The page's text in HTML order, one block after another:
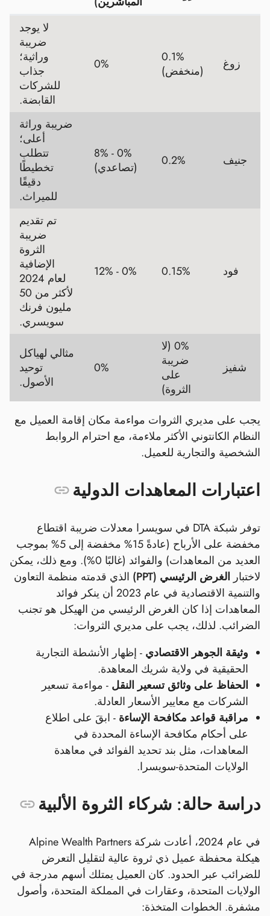
زوغ
0.1%
(منخفض)
0%
لا يوجد
ضريبة
وراثية؛
جذاب
للشركات
القابضة.
جنيف 0.2%
0% - 8%
(تصاعدي)
ضريبة وراثة
أعلى؛
تتطلب
تخطيطًا
دقيقًا
للميراث.
فود 0.15%
0% - 12%
تم تقديم
ضريبة
الثروة
الإضافية
لعام 2024
لأكثر من 50
مليون فرنك
سويسري.
شفيز
0% (لا
ضريبة
على
الثروة)
0%
مثالي لهياكل
توحيد
الأصول.
يجب على مديري الثروات مواءمة مكان إقامة العميل مع
النظام الكانتوني الأكثر ملاءمة، مع احترام الروابط
الشخصية والتجارية للعميل.
اعتبارات المعاهدات الدولية
توفر شبكة DTA في سويسرا معدلات ضريبة اقتطاع
مخفضة على الأرباح (عادةً 15% مخفضة إلى 5% بموجب
العديد من المعاهدات) والفوائد (غالبًا 0%). ومع ذلك، يمكن
لاختبار الغرض الرئيسي (PPT)
الذي قدمته منظمة التعاون
والتنمية الاقتصادية في عام 2023 أن ينكر فوائد
المعاهدات إذا كان الغرض الرئيسي من الهيكل هو تجنب
الضرائب. لذلك، يجب على مديري الثروات:
وثيقة الجوهر الاقتصادي - إظهار الأنشطة التجارية
الحقيقية في ولاية شريك المعاهدة.
الحفاظ على وثائق تسعير النقل - مواءمة تسعير
الشركات مع معايير الأسعار العادلة.
مراقبة قواعد مكافحة الإساءة - ابقَ على اطلاع
على أحكام مكافحة الإساءة المحددة في
المعاهدات، مثل بند تحديد الفوائد في معاهدة
الولايات المتحدة-سويسرا.
دراسة حالة: شركاء الثروة الألبية
في عام 2024، أعادت شركة Alpine Wealth Partners
هيكلة محفظة عميل ذي ثروة عالية لتقليل التعرض
للضرائب عبر الحدود. كان العميل يمتلك أسهم مدرجة في
الولايات المتحدة، وعقارات في المملكة المتحدة، وأصول
مشفرة. الخطوات المتخذة: